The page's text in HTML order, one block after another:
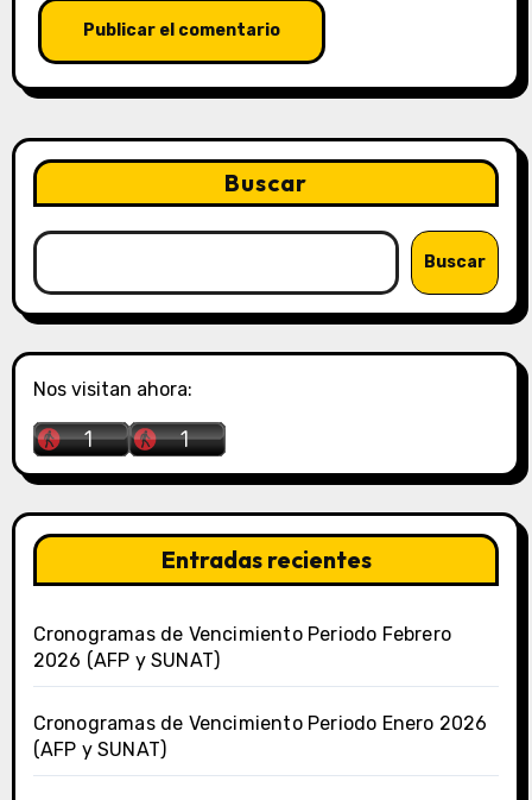
Buscar
Buscar
Nos visitan ahora:
Entradas recientes
Cronogramas de Vencimiento Periodo Febrero
2026 (AFP y SUNAT)
Cronogramas de Vencimiento Periodo Enero 2026
(AFP y SUNAT)